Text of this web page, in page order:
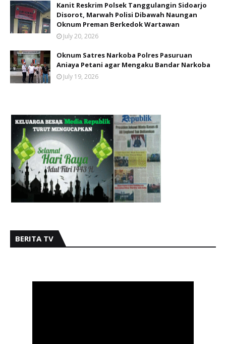
Kanit Reskrim Polsek Tanggulangin Sidoarjo
Disorot, Marwah Polisi Dibawah Naungan
Oknum Preman Berkedok Wartawan
July 20, 2026
Oknum Satres Narkoba Polres Pasuruan
Aniaya Petani agar Mengaku Bandar Narkoba
July 19, 2026
BERITA TV